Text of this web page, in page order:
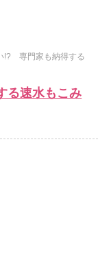
!? 専門家も納得する
る速水もこみ